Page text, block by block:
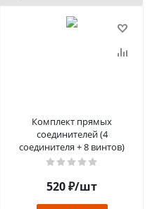
Комплект прямых
соединителей (4
соединителя + 8 винтов)
520₽/шт